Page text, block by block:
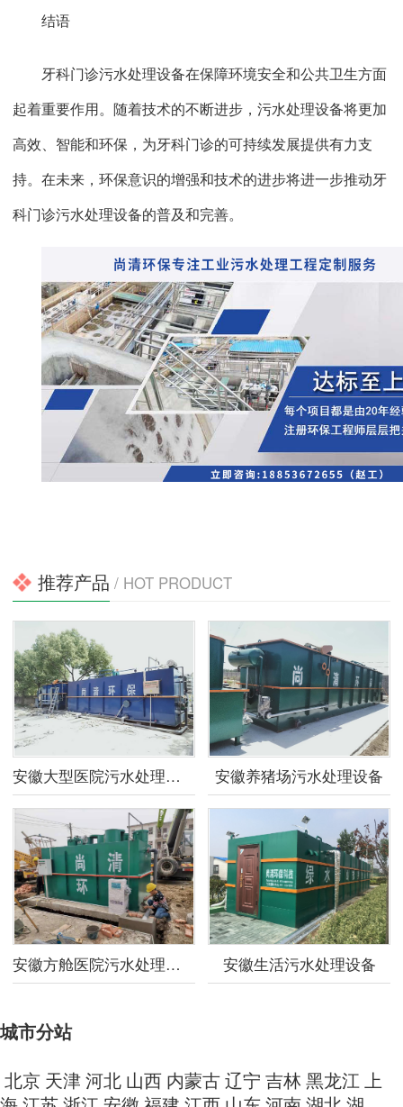
结语
牙科门诊污水处理设备在保障环境安全和公共卫生方面
起着重要作用。随着技术的不断进步，污水处理设备将更加
高效、智能和环保，为牙科门诊的可持续发展提供有力支
持。在未来，环保意识的增强和技术的进步将进一步推动牙
科门诊污水处理设备的普及和完善。
推荐产品 / HOT PRODUCT
安徽大型医院污水处理设备 安徽养猪场污水处理设备
安徽方舱医院污水处理设备 安徽生活污水处理设备
城市分站
北京 天津河北 山西 内蒙古辽宁 吉林黑龙江上